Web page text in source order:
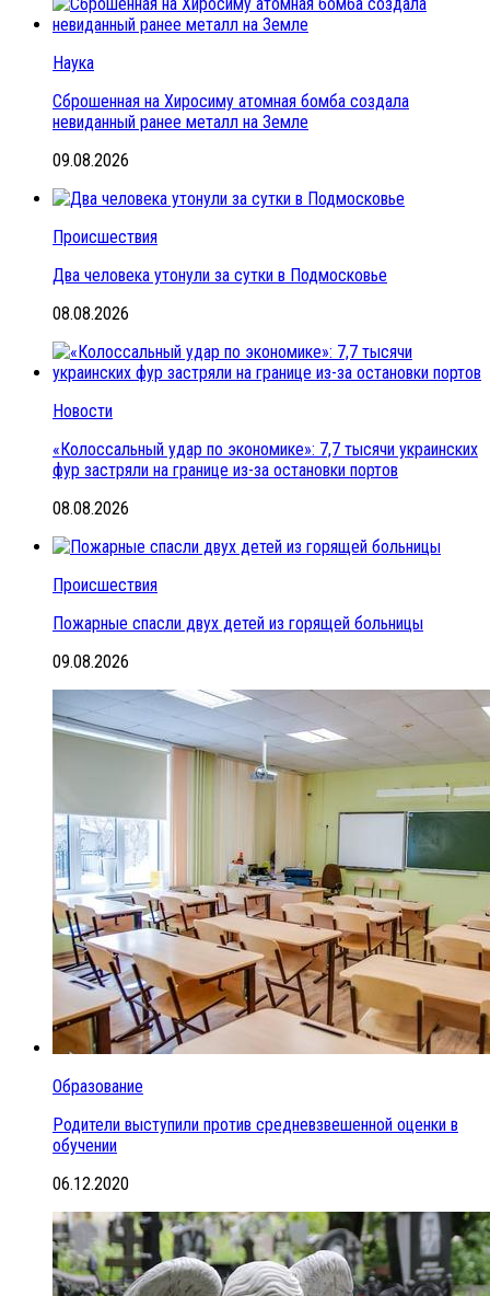
Наука
Сброшенная на Хиросиму атомная бомба создала
невиданный ранее металл на Земле
09.08.2026
Происшествия
Два человека утонули за сутки в Подмосковье
08.08.2026
Новости
«Колоссальный удар по экономике»: 7,7 тысячи украинских
фур застряли на границе из-за остановки портов
08.08.2026
Происшествия
Пожарные спасли двух детей из горящей больницы
09.08.2026
Образование
Родители выступили против средневзвешенной оценки в
обучении
06.12.2020